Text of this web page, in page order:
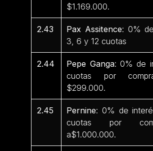
$1.169.000.
2.43 Pax Assitence: 0%
3, 6 y 12 cuotas
2.44 Pepe Ganga: 0% de
cuotas por
$299.000.
2.45 Pernine: 0% de
cuotas por
a$1.000.000.